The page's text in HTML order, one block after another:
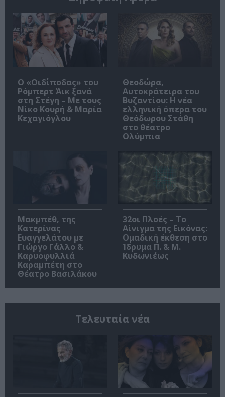
O «Οιδίποδας» του
Ρόμπερτ Άικ ξανά
στη Στέγη – Με τους
Νίκο Κουρή & Μαρία
Κεχαγιόγλου
Θεοδώρα,
Αυτοκράτειρα του
Βυζαντίου: Η νέα
ελληνική όπερα του
Θεόδωρου Στάθη
στο θέατρο
Ολύμπια
Μακμπέθ, της
Κατερίνας
Ευαγγελάτου με
Γιώργο Γάλλο &
Καρυοφυλλιά
Καραμπέτη στο
Θέατρο Βασιλάκου
32οι Πλοές – Το
Αίνιγμα της Εικόνας:
Ομαδική έκθεση στο
Ίδρυμα Π. & Μ.
Κυδωνιέως
Τελευταία νέα